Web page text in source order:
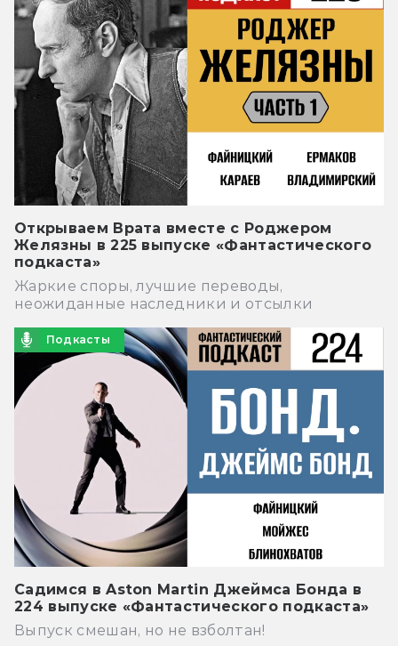
Открываем Врата вместе с Роджером
Желязны в 225 выпуске «Фантастического
подкаста»
Жаркие споры, лучшие переводы,
неожиданные наследники и отсылки
Подкасты
Садимся в Aston Martin Джеймса Бонда в
224 выпуске «Фантастического подкаста»
Выпуск смешан, но не взболтан!